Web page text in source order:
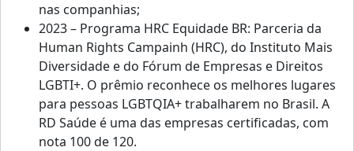
nas companhias;
2023 – Programa HRC Equidade BR: Parceria da
Human Rights Campainh (HRC), do Instituto Mais
Diversidade e do Fórum de Empresas e Direitos
LGBTI+. O prêmio reconhece os melhores lugares
para pessoas LGBTQIA+ trabalharem no Brasil. A
RD Saúde é uma das empresas certificadas, com
nota 100 de 120.